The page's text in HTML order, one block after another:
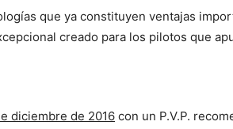
que ya constituyen ventajas
creado para los pilotos que
diciembre de 2016 con un P.V.P.